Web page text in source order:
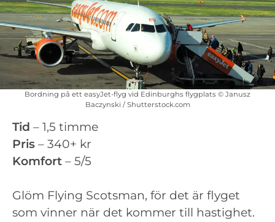
Bordning på ett easyJet-flyg vid Edinburghs flygplats © Janusz
Baczynski / Shutterstock.com
Tid – 1,5 timme
Pris – 340+ kr
Komfort – 5/5
Glöm Flying Scotsman, för det är flyget
som vinner när det kommer till hastighet.